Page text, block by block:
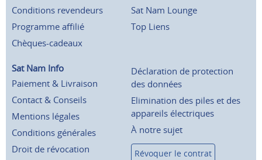
Conditions revendeurs
Programme affilié
Chèques-cadeaux
Sat Nam Lounge
Top Liens
Sat Nam Info
Paiement & Livraison
Contact & Conseils
Mentions légales
Conditions générales
Droit de révocation
Déclaration de protection
des données
Elimination des piles et des
appareils électriques
À notre sujet
Révoquer le contrat